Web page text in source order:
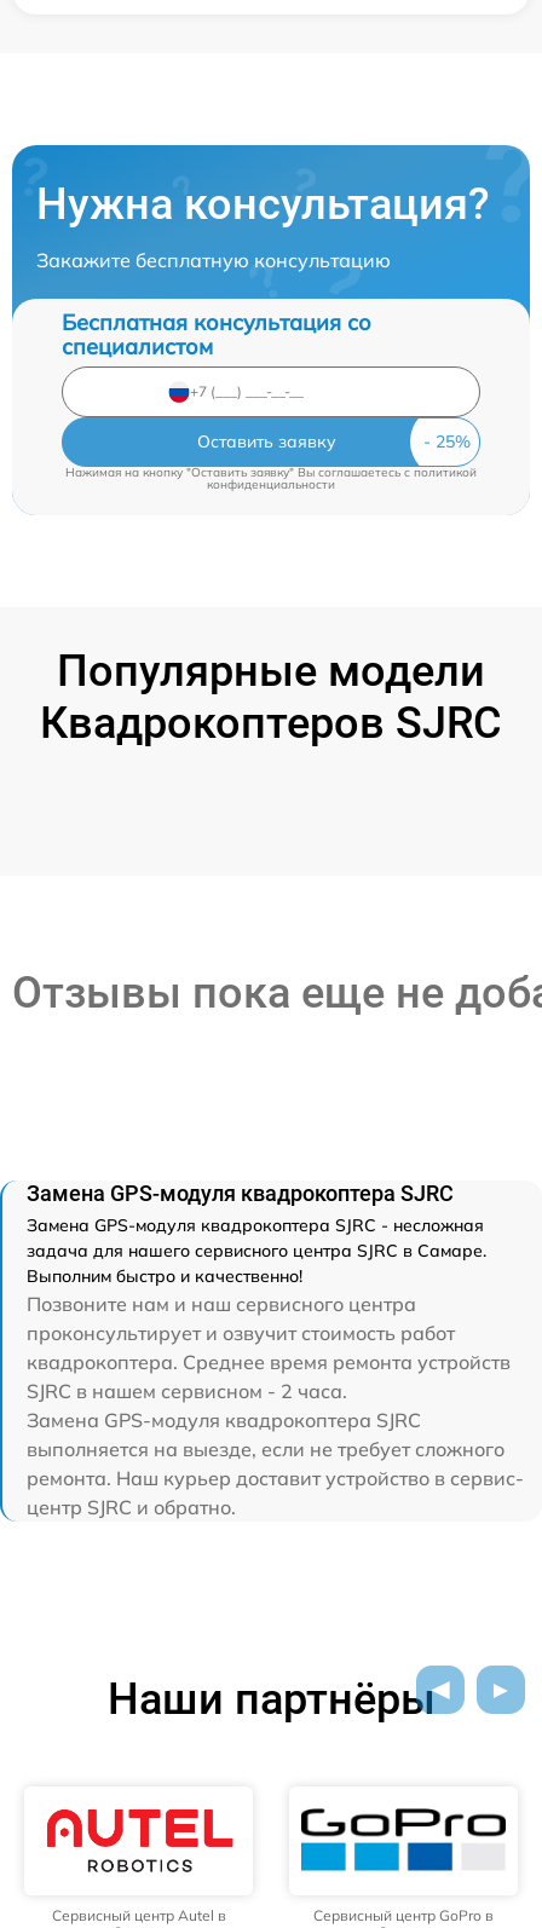
Нужна консультация?
Закажите бесплатную консультацию
Бесплатная консультация со
специалистом
Оставить заявку
Нажимая на кнопку "Оставить заявку" Вы соглашаетесь cполитикой
конфиденциальности
Популярные модели
Квадрокоптеров SJRC
Отзывы пока еще не
Замена GPS-модуля квадрокоптера SJRC
Замена GPS-модуля квадрокоптера SJRC - несложная
задача для нашего сервисного центра SJRC в Самаре.
Выполним быстро и качественно!
Позвоните нам и наш сервисного центра
проконсультирует и озвучит стоимость работ
квадрокоптера. Среднее время ремонта устройств
SJRC в нашем сервисном - 2 часа.
Замена GPS-модуля квадрокоптера SJRC
выполняется на выезде, если не требует сложного
ремонта. Наш курьер доставит устройство в сервис-
центр SJRC и обратно.
Наши партнёры
Сервисный центр Autel в
Сервисный центр GoPro в